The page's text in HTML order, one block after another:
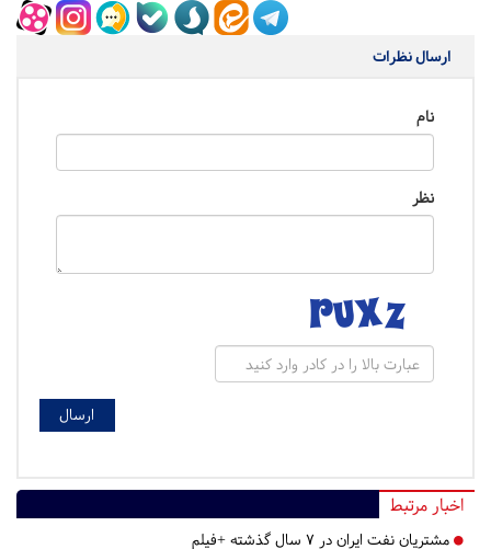
ارسال نظرات
نام
نظر
اخبار مرتبط
مشتریان نفت ایران در ۷ سال گذشته +فیلم